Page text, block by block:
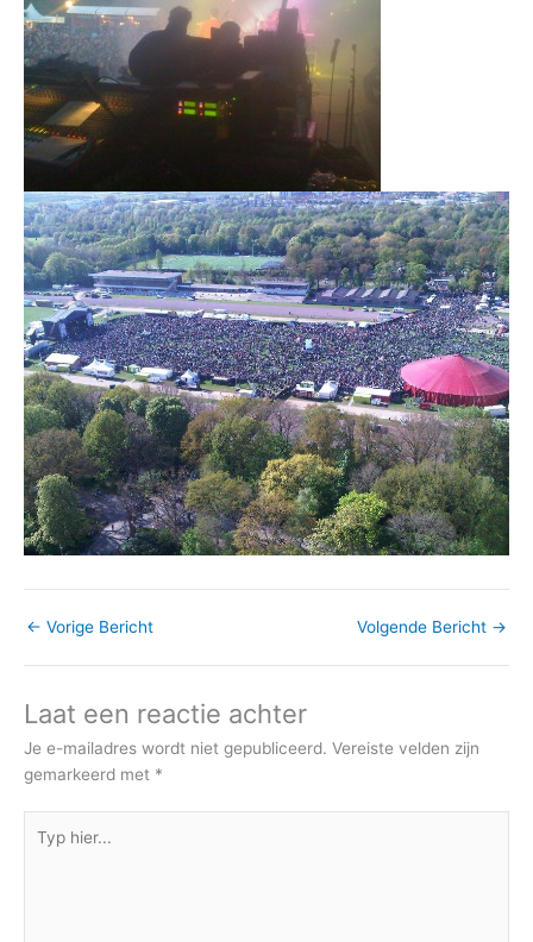
← Vorige Bericht Volgende Bericht →
Laat een reactie achter
Je e-mailadres wordt niet gepubliceerd. Vereiste velden zijn
gemarkeerd met *
hier...